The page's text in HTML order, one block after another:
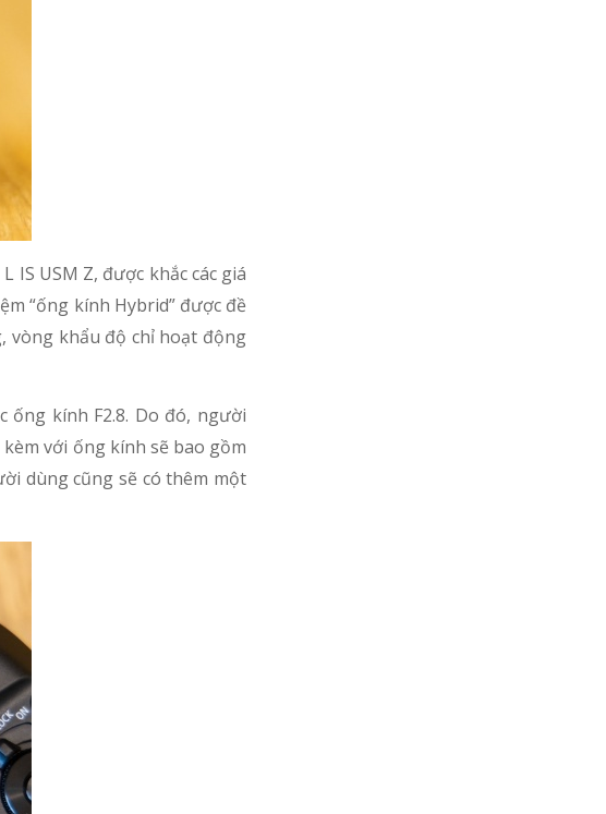
USM Z, được khắc các giá
“ống kính Hybrid” được đề
vòng khẩu độ chỉ hoạt động
kính F2.8. Do đó, người
với ống kính sẽ bao gồm
dùng cũng sẽ có thêm một